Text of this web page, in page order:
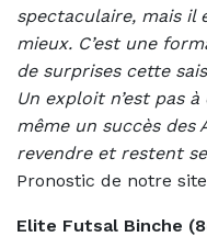
spectaculaire, mais il
mieux. C’est une
de surprises cette
Un exploit n’est pas
même un succès des
revendre et restent
Pronostic de notre
Elite Futsal Binche